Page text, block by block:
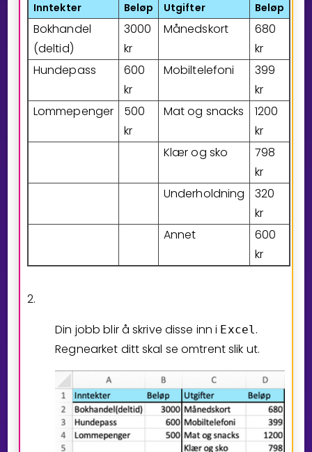
Inntekter Beløp Utgifter Beløp
Bokhandel
(deltid)
3000
kr
Månedskort 680
kr
Hundepass
600
kr
Mobiltelefoni 399
kr
Lommepenger
500
kr
Mat og snacks 1200
kr
Klær og sko
798
kr
Underholdning
320
kr
Annet
600
kr
2.
Din jobb blir å skrive disse inn i Excel .
Regnearket ditt skal se omtrent slik ut.